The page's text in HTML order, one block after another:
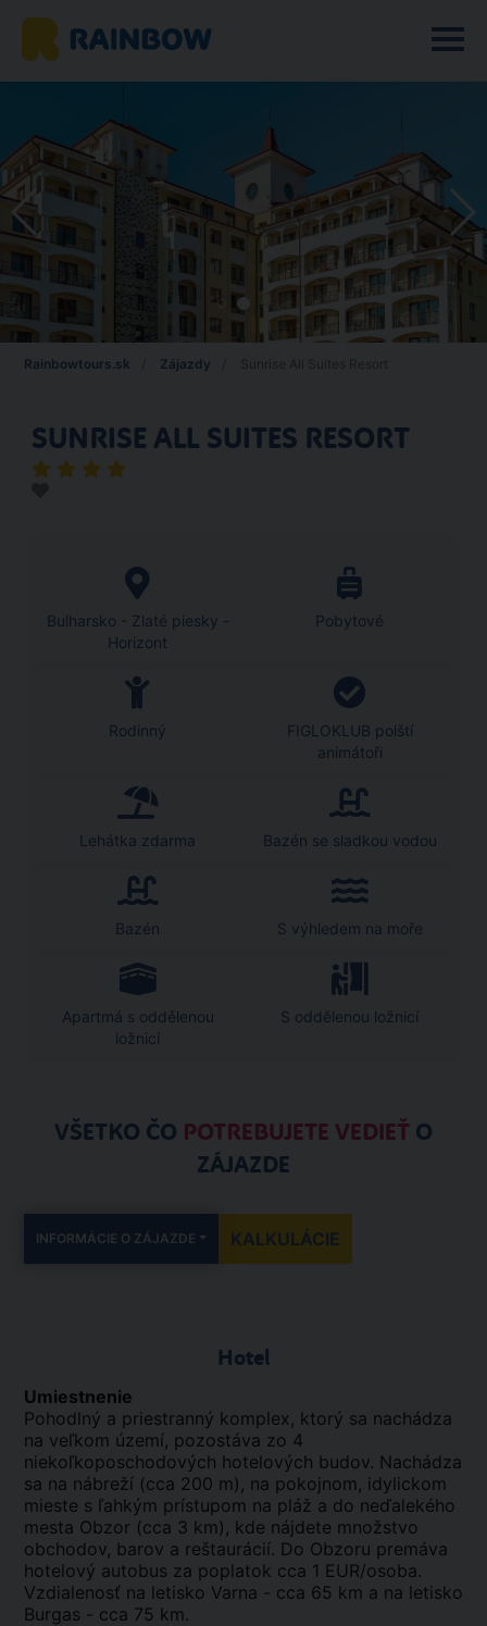
Rainbowtours.sk Zájazdy
SUNRISE ALL SUITES RESORT
Bulharsko - Zlaté piesky -
Horizont
Pobytové
Rodinný
FIGLOKLUB polští
animátoři
Lehátka zdarma Bazén se sladkou vodou
Bazén S výhledem na moře
Apartmá s oddělenou
ložnicí
S oddělenou ložnicí
VŠETKO ČO POTREBUJETE VEDIEŤ O
ZÁJAZDE
INFORMÁCIE O ZÁJAZDE KALKULÁCIE
Hotel
Umiestnenie
Pohodlný a priestranný komplex, ktorý sa nachádza
na veľkom území, pozostáva zo 4
niekoľkoposchodových hotelových budov. Nachádza
sa na nábreží (cca 200 m), na pokojnom, idylickom
mieste s ľahkým prístupom na pláž a do neďalekého
mesta Obzor (cca 3 km), kde nájdete množstvo
obchodov, barov a reštaurácií. Do Obzoru premáva
hotelový autobus za poplatok cca 1 EUR/osoba.
Vzdialenosť na letisko Varna - cca 65 km a na letisko
Burgas - cca 75 km.